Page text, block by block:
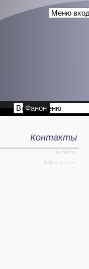
Фанон
Контакты
На сайте:
В Интернете: